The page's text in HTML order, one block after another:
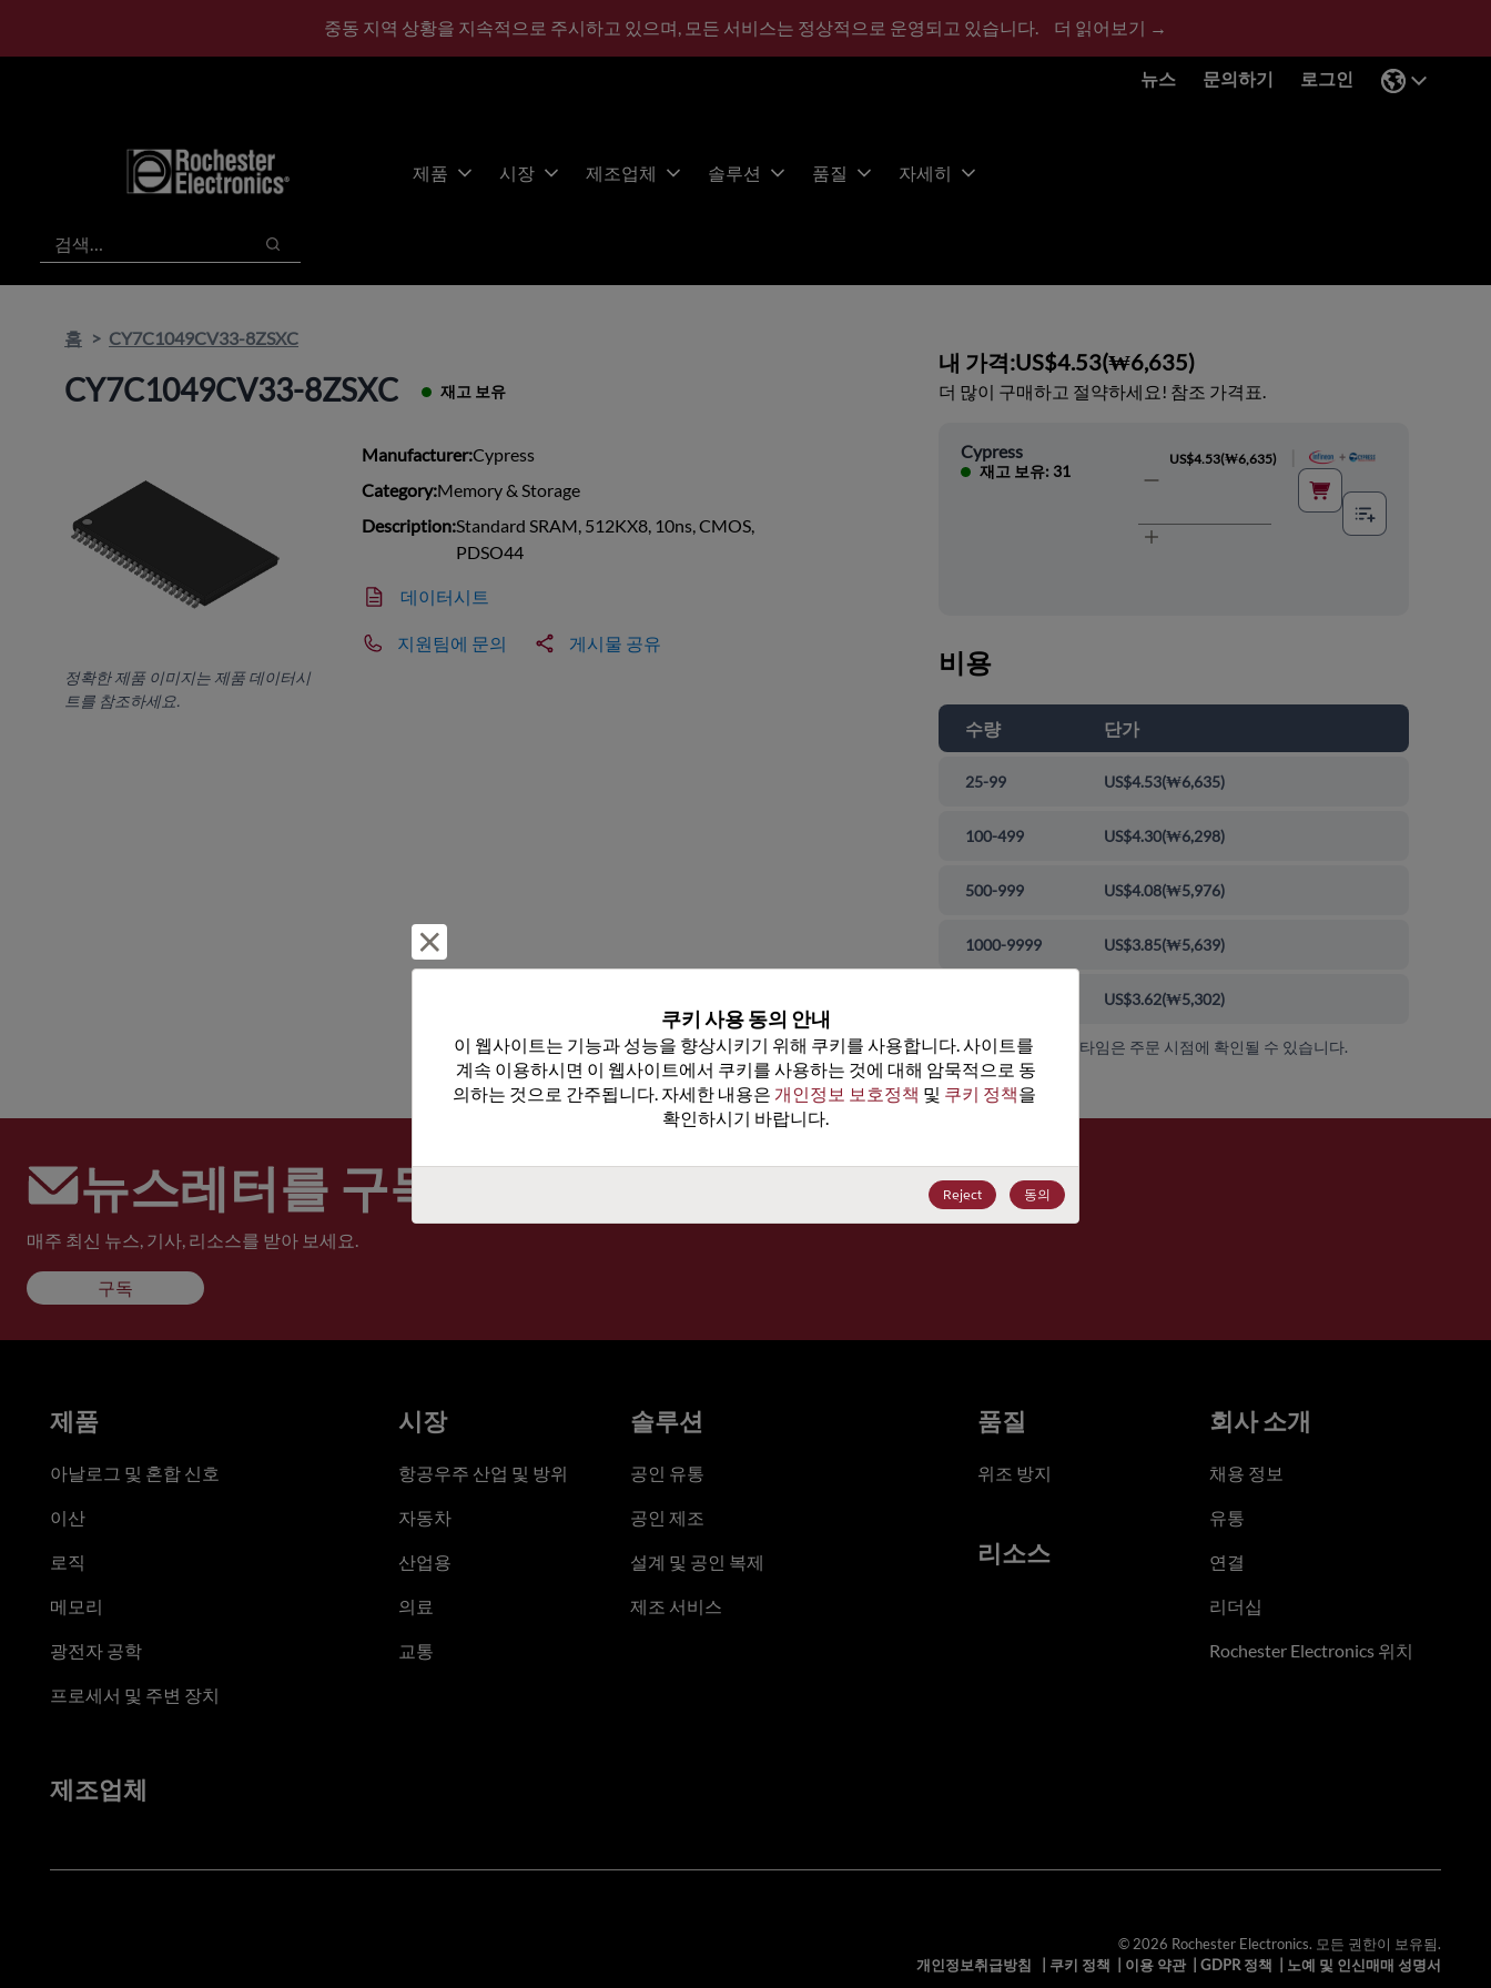
중동 지역 상황을 지속적으로 주시하고 있으며, 모든 서비스는 정상적으로 운영되고 있습니다. 더 읽어보기 →
뉴스 문의하기 로그인
제품 시장 제조업체 솔루션 품질 자세히
검색
검색
홈 CY7C1049CV33-8ZSXC
CY7C1049CV33-8ZSXC 재고 보유
정확한 제품 이미지는 제품 데이터시
트를 참조하세요.
Manufacturer:Cypress
Category:Memory & Storage
Description:Standard SRAM, 512KX8, 10ns, CMOS,
PDSO44
데이터시트
지원팀에 문의 게시물 공유
내 가격:US$4.53(₩6,635)
더 많이 구매하고 절약하세요! 참조 가격표.
Cypress
재고 보유: 31
US$4.53(₩6,635)
비용
수량 단가
25-99 US$4.53(₩6,635)
100-499 US$4.30(₩6,298)
500-999 US$4.08(₩5,976)
1000-9999 US$3.85(₩5,639)
US$3.62(₩5,302)
가격, 가용성 및 리드 타임은 주문 시점에 확인될 수 있습니다.
뉴스레터를 구독하세요
매주 최신 뉴스, 기사, 리소스를 받아 보세요.
구독
쿠키 사용 동의 안내
이 웹사이트는 기능과 성능을 향상시키기 위해 쿠키를 사용합니다. 사이트를
계속 이용하시면 이 웹사이트에서 쿠키를 사용하는 것에 대해 암묵적으로 동
의하는 것으로 간주됩니다. 자세한 내용은 개인정보 보호정책 및 쿠키 정책을
확인하시기 바랍니다.
Reject 동의
제품
아날로그 및 혼합 신호
이산
로직
메모리
광전자 공학
프로세서 및 주변 장치
시장
항공우주 산업 및 방위
자동차
산업용
의료
교통
솔루션
공인 유통
공인 제조
설계 및 공인 복제
제조 서비스
품질
위조 방지
리소스
회사 소개
채용 정보
유통
연결
리더십
Rochester Electronics 위치
제조업체
© 2026 Rochester Electronics. 모든 권한이 보유됨.
개인정보취급방침
쿠키 정책 이용 약관| GDPR 정책 노예 및 인신매매 성명서